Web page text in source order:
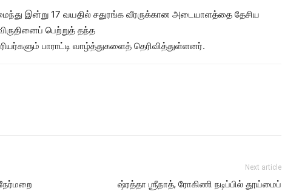
இன்று 17 வயதில் சதுரங்க வீரருக்கான அடையாளத்தை தேசிய
பெற்றுத் தந்த
பாராட்டி வாழ்த்துகளைத் தெரிவித்துள்ளனர்.
Next article
ஷ்ரத்தா ஶ்ரீநாத், ரோகிணி நடிப்பில் தூய்மைப்